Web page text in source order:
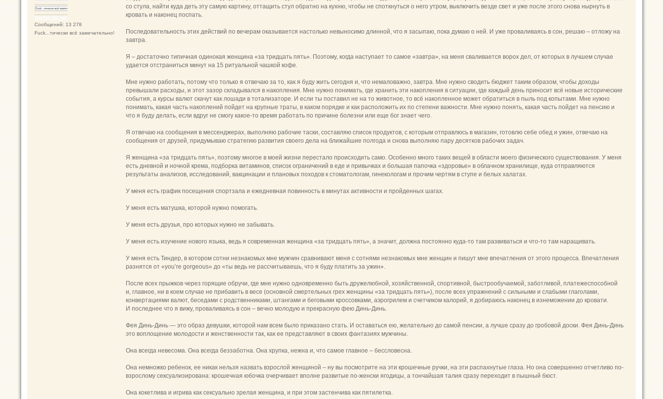
Сообщений: 13 278
Fuck...тически всё замечательно!
со стула, найти куда деть эту самую картину, оттащить стул обратно на кухню, чтобы не споткнуться о него утром, выключить везде свет и уже после этого снова нырнуть в
кровать и наконец поспать.
Последовательность этих действий по вечерам оказывается настолько невыносимо длинной, что я засыпаю, пока думаю о ней. И уже проваливаясь в сон, решаю – отложу на
завтра.
Я – достаточно типичная одинокая женщина «за тридцать пять». Поэтому, когда наступает то самое «завтра», на меня сваливается ворох дел, от которых в лучшем случае
удается отстраниться минут на 15 ритуальной чашкой кофе.
Мне нужно работать, потому что только я отвечаю за то, как я буду жить сегодня и, что немаловажно, завтра. Мне нужно сводить бюджет таким образом, чтобы доходы
превышали расходы, и этот зазор складывался в накопления. Мне нужно понимать, где хранить эти накопления в ситуации, где каждый день приносит всё новые исторические
события, а курсы валют скачут как лошади в тотализаторе. И если ты поставил не на то животное, то всё накопленное может обратиться в пыль под копытами. Мне нужно
понимать, какая часть накоплений пойдет на крупные траты, в каком порядке и как расположить их по степени важности. Мне нужно понять, какая часть пойдет на пенсию и
что я буду делать, если вдруг не смогу какое-то время работать по причине болезни или еще бог знает чего.
Я отвечаю на сообщения в мессенджерах, выполняю рабочие таски, составляю список продуктов, с которым отправлюсь в магазин, готовлю себе обед и ужин, отвечаю на
сообщения от друзей, придумываю стратегию развития своего дела на ближайшие полгода и снова выполняю пару десятков рабочих задач.
Я женщина «за тридцать пять», поэтому многое в моей жизни перестало происходить само. Особенно много таких вещей в области моего физического существования. У меня
есть дневной и ночной крема, подборка витаминов, список ограничений в еде и привычках и большая папочка «здоровье» в облачном хранилище, куда отправляются
результаты анализов, исследований, вакцинации и плановых походов к стоматологам, гинекологам и прочим чертям в ступе и белых халатах.
У меня есть график посещения спортзала и ежедневная повинность в минутах активности и пройденных шагах.
У меня есть матушка, которой нужно помогать.
У меня есть друзья, про которых нужно не забывать.
У меня есть изучение нового языка, ведь я современная женщина «за тридцать пять», а значит, должна постоянно куда-то там развиваться и что-то там наращивать.
У меня есть Тиндер, в котором сотни незнакомых мне мужчин сравнивают меня с сотнями незнакомых мне женщин и пишут мне впечатления от этого процесса. Впечатления
разнятся от «you’re gorgeous» до «ты ведь не рассчитываешь, что я буду платить за ужин».
После всех прыжков через горящие обручи, где мне нужно одновременно быть дружелюбной, хозяйственной, спортивной, быстрообучаемой, заботливой, платежеспособной
и, главное, ни в коем случае не прибавить в весе (основной смертельных грех женщины «за тридцать пять»), после всех упражнений с сильными и слабыми глаголами,
конвертациями валют, беседами с родственниками, штангами и беговыми кроссовками, аэрогрилем и счетчиком калорий, я добираюсь наконец в изнеможении до кровати.
И последнее что я вижу, проваливаясь в сон – вечно молодую и прекрасную фею Динь-Динь.
Фея Динь-Динь — это образ девушки, которой нам всем было приказано стать. И оставаться ею, желательно до самой пенсии, а лучше сразу до гробовой доски. Фея Динь-Динь
это воплощение молодости и женственности так, как ее представляют в своих фантазиях мужчины.
Она всегда невесома. Она всегда беззаботна. Она хрупка, нежна и, что самое главное – бессловесна.
Она немножко ребенок, ее никак нельзя назвать взрослой женщиной – ну вы посмотрите на эти крошечные ручки, на эти распахнутые глаза. Но она совершенно отчетливо по-
взрослому сексуализирована: крошечная юбочка очерчивает вполне развитые по-женски ягодицы, а тончайшая талия сразу переходит в пышный бюст.
Она кокетлива и игрива как сексуально зрелая женщина, и при этом застенчива как пятилетка.